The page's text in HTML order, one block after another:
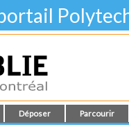
Déposer Parcourir